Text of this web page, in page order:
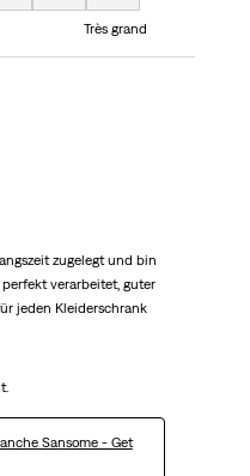
Très grand
zugelegt und bin
verarbeitet, guter
jeden Kleiderschrank
Sansome - Get